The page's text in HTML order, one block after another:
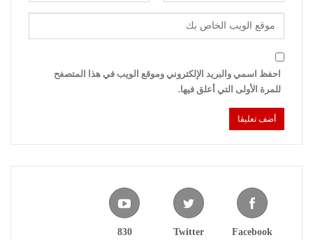
احفظ اسمي والبريد الإلكتروني وموقع الويب في هذا المتصفح
للمرة الأولى التي أعلق فيها.
Facebook
Twitter
830